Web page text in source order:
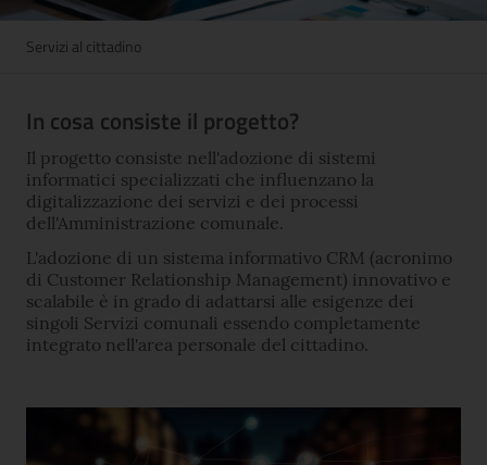
Servizi al cittadino
In cosa consiste il progetto?
Il progetto consiste nell'adozione di sistemi
informatici specializzati che influenzano la
digitalizzazione dei servizi e dei processi
dell'Amministrazione comunale.
L'adozione di un sistema informativo CRM (acronimo
di Customer Relationship Management) innovativo e
scalabile è in grado di adattarsi alle esigenze dei
singoli Servizi comunali essendo completamente
integrato nell'area personale del cittadino.